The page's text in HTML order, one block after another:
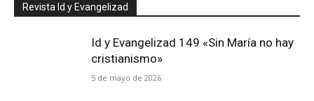
Revista Id y Evangelizad
Id y Evangelizad 149 «Sin María no hay
cristianismo»
5 de mayo de 2026